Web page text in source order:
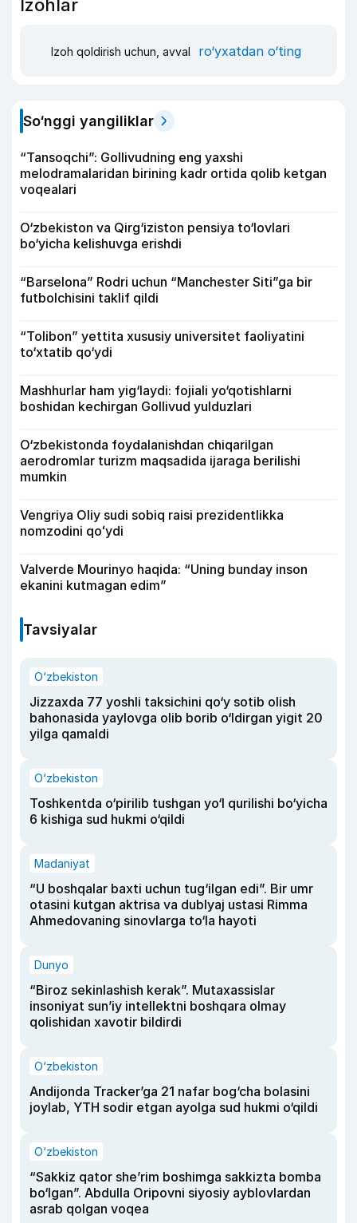
Izohlar
Izoh qoldirish uchun, avval ro‘yxatdan o‘ting
So‘nggi yangiliklar
“Tansoqchi”: Gollivudning eng yaxshi
melodramalaridan birining kadr ortida qolib ketgan
voqealari
O‘zbekiston va Qirg‘iziston pensiya to‘lovlari
bo‘yicha kelishuvga erishdi
“Barselona” Rodri uchun “Manchester Siti”ga bir
futbolchisini taklif qildi
“Tolibon” yettita xususiy universitet faoliyatini
to‘xtatib qo‘ydi
Mashhurlar ham yig‘laydi: fojiali yo‘qotishlarni
boshidan kechirgan Gollivud yulduzlari
O‘zbekistonda foydalanishdan chiqarilgan
aerodromlar turizm maqsadida ijaraga berilishi
mumkin
Vengriya Oliy sudi sobiq raisi prezidentlikka
nomzodini qoʻydi
Valverde Mourinyo haqida: “Uning bunday inson
ekanini kutmagan edim”
Tavsiyalar
O‘zbekiston
Jizzaxda 77 yoshli taksichini qo‘y sotib olish
bahonasida yaylovga olib borib o‘ldirgan yigit 20
yilga qamaldi
O‘zbekiston
Toshkentda o‘pirilib tushgan yo‘l qurilishi bo‘yicha
6 kishiga sud hukmi o‘qildi
Madaniyat
“U boshqalar baxti uchun tug‘ilgan edi”. Bir umr
otasini kutgan aktrisa va dublyaj ustasi Rimma
Ahmedovaning sinovlarga to‘la hayoti
Dunyo
“Biroz sekinlashish kerak”. Mutaxassislar
insoniyat sun’iy intellektni boshqara olmay
qolishidan xavotir bildirdi
O‘zbekiston
Andijonda Tracker’ga 21 nafar bog‘cha bolasini
joylab, YTH sodir etgan ayolga sud hukmi o‘qildi
O‘zbekiston
“Sakkiz qator she’rim boshimga sakkizta bomba
bo‘lgan”. Abdulla Oripovni siyosiy ayblovlardan
asrab qolgan voqea